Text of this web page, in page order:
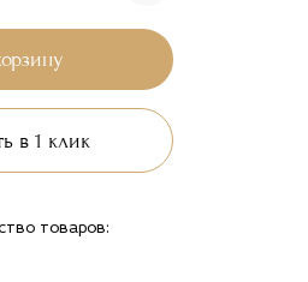
в 1 клик
товаров: